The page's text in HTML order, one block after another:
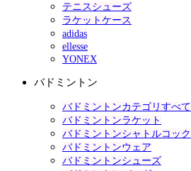
テニスシューズ
ラケットケース
adidas
ellesse
YONEX
バドミントン
バドミントンカテゴリすべて
バドミントンラケット
バドミントンシャトルコック
バドミントンウェア
バドミントンシューズ